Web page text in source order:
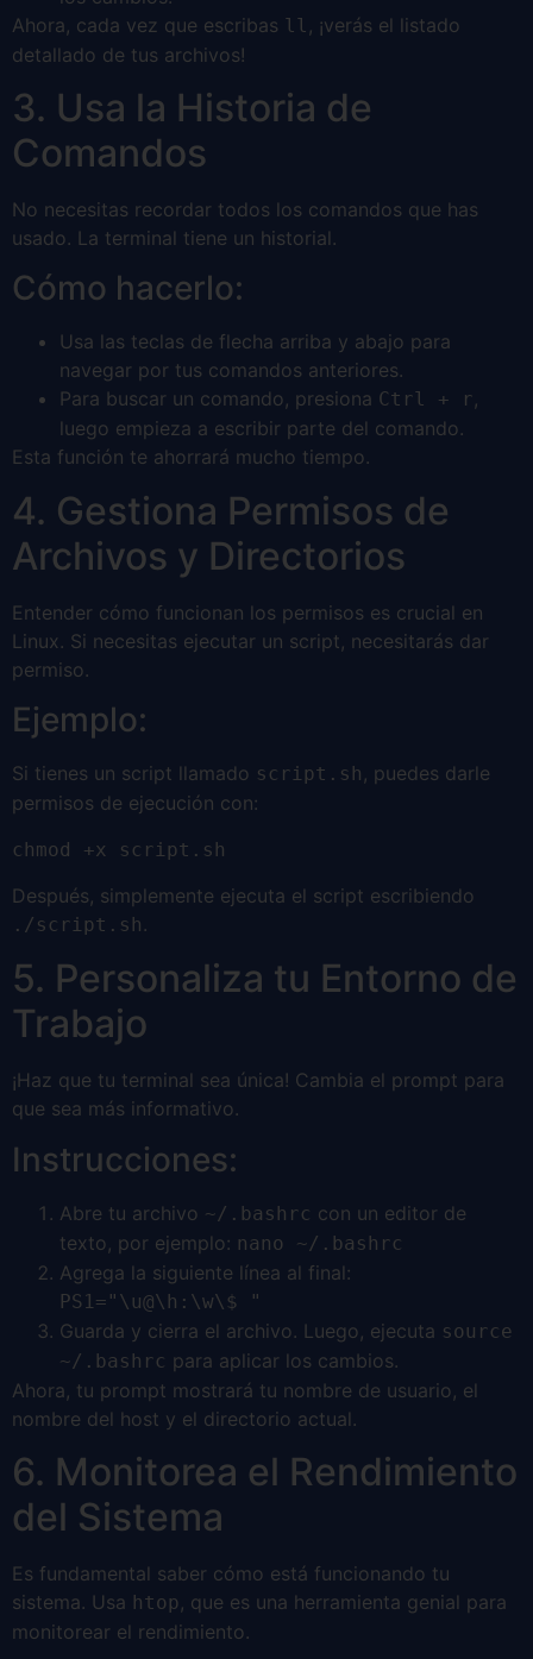
Ahora, cada vez que escribas ll
, ¡verás el listado
detallado de tus archivos!
3. Usa la Historia de
Comandos
No necesitas recordar todos los comandos que has
usado. La terminal tiene un historial.
Cómo hacerlo:
Usa las teclas de flecha arriba y abajo para
navegar por tus comandos anteriores.
Para buscar un comando, presiona Ctrl + r ,
luego empieza a escribir parte del comando.
Esta función te ahorrará mucho tiempo.
4. Gestiona Permisos de
Archivos y Directorios
Entender cómo funcionan los permisos es crucial en
Linux. Si necesitas ejecutar un script, necesitarás dar
permiso.
Ejemplo:
Si tienes un script llamado script.sh , puedes darle
permisos de ejecución con:
chmod +x script.sh
Después, simplemente ejecuta el script escribiendo
./script.sh .
5. Personaliza tu Entorno de
Trabajo
¡Haz que tu terminal sea única! Cambia el prompt para
que sea más informativo.
Instrucciones:
Abre tu archivo ~/.bashrc con un editor de
texto, por ejemplo: nano ~/.bashrc
Agrega la siguiente línea al final:
PS1="\u@\h:\w\$ "
Guarda y cierra el archivo. Luego, ejecuta source
~/.bashrc para aplicar los cambios.
Ahora, tu prompt mostrará tu nombre de usuario, el
nombre del host y el directorio actual.
6. Monitorea el Rendimiento
del Sistema
Es fundamental saber cómo está funcionando tu
sistema. Usa htop, que es una herramienta genial para
monitorear el rendimiento.